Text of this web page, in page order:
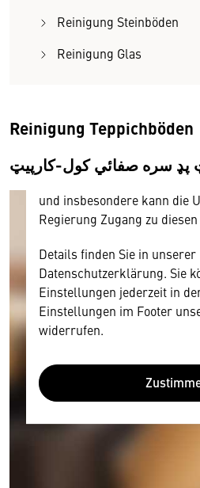
Reinigung Steinböden
Reinigung Glas
Reinigung Teppichböden
پډ سره صفائي کول-کارپیټ
Wir benötigen Ihre
Hier würden wir Ihnen gerne
Inhalt anzeigen. Dafür
und Nutzerverhalten
amerikanischen Anbietern
Diese Daten unterliegen
Datenschutzrecht
und insbesondere kann die
Regierung Zugang zu
Details finden Sie in unserer
Datenschutzerklärung. Sie
Einstellungen jederzeit in
Einstellungen im Footer
widerrufen.